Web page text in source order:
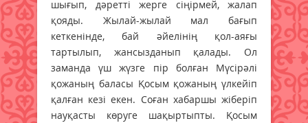
шығып, дәретті жерге сіңірмей, жалап
қояды. Жылай-жылай мал бағып
кеткенінде, бай әйелінің қол-аяғы
тартылып, жансызданып қалады. Ол
заманда үш жүзге пір болған Мүсірәлі
қожаның баласы Қосым қожаның үлкейіп
қалған кезі екен. Соған хабаршы жіберіп
науқасты көруге шақыртыпты. Қосым